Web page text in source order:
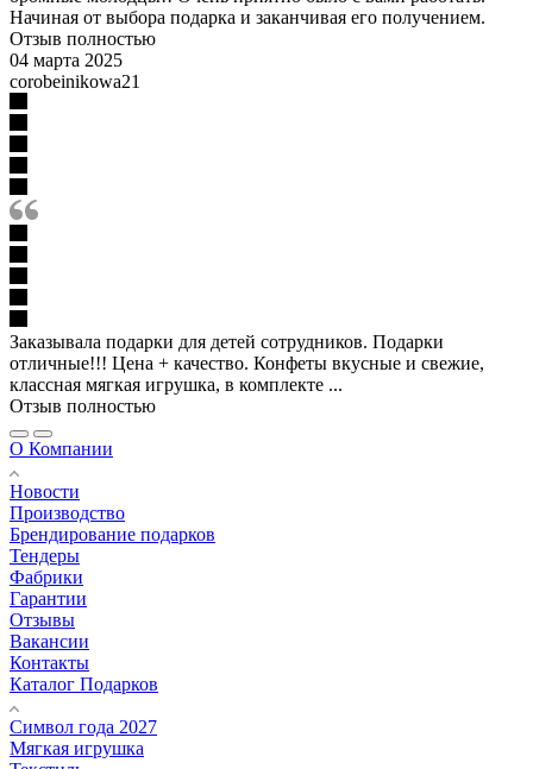
Начиная от выбора подарка и заканчивая его получением.
Отзыв полностью
04 марта 2025
corobeinikowa21
Заказывала подарки для детей сотрудников. Подарки
отличные!!! Цена + качество. Конфеты вкусные и свежие,
классная мягкая игрушка, в комплекте ...
Отзыв полностью
О Компании
Новости
Производство
Брендирование подарков
Тендеры
Фабрики
Гарантии
Отзывы
Вакансии
Контакты
Каталог Подарков
Символ года 2027
Мягкая игрушка